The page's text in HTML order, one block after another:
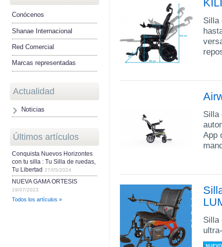
Conócenos
Shanae Internacional
Red Comercial
Marcas representadas
Actualidad
Noticias
Últimos artículos
Conquista Nuevos Horizontes
con tu silla : Tu Silla de ruedas,
Tu Libertad
27/05/2024
NUEVA GAMA ORTESIS
19/07/2023
Todos los artículos »
Silla
Silla
App
Silla